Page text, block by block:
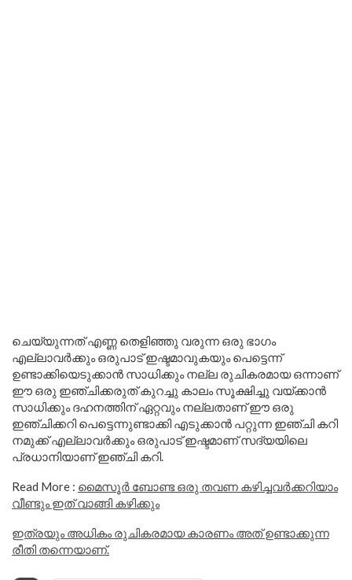
ചെയ്യുന്നത് എണ്ണ തെളിഞ്ഞു വരുന്ന ഒരു ഭാഗം
എല്ലാവർക്കും ഒരുപാട് ഇഷ്ടമാവുകയും പെട്ടെന്ന്
ഉണ്ടാക്കിയെടുക്കാൻ സാധിക്കും നല്ല രുചികരമായ ഒന്നാണ്
ഈ ഒരു ഇഞ്ചിക്കരുത് കുറച്ചു കാലം സൂക്ഷിച്ചു വയ്ക്കാൻ
സാധിക്കും ദഹനത്തിന് ഏറ്റവും നല്ലതാണ് ഈ ഒരു
ഇഞ്ചിക്കറി പെട്ടെന്നുണ്ടാക്കി എടുക്കാൻ പറ്റുന്ന ഇഞ്ചി കറി
നമുക്ക് എല്ലാവർക്കും ഒരുപാട് ഇഷ്ടമാണ് സദ്യയിലെ
പ്രധാനിയാണ് ഇഞ്ചി കറി.
Read More : മൈസൂർ ബോണ്ട ഒരു തവണ കഴിച്ചവർക്കറിയാം
വീണ്ടും ഇത് വാങ്ങി കഴിക്കും
ഇത്രയും അധികം രുചികരമായ കാരണം അത് ഉണ്ടാക്കുന്ന
രീതി തന്നെയാണ്.